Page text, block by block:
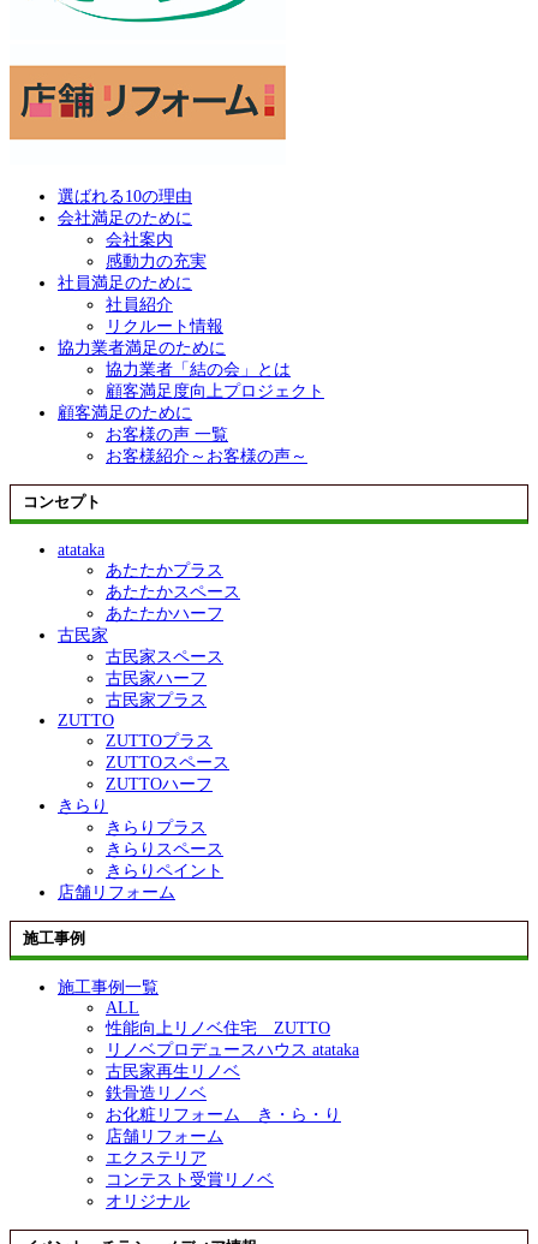
選ばれる10の理由
会社満足のために
会社案内
感動力の充実
社員満足のために
社員紹介
リクルート情報
協力業者満足のために
協力業者「結の会」とは
顧客満足度向上プロジェクト
顧客満足のために
お客様の声 一覧
お客様紹介～お客様の声～
コンセプト
atataka
あたたかプラス
あたたかスペース
あたたかハーフ
古民家
古民家スペース
古民家ハーフ
古民家プラス
ZUTTO
ZUTTOプラス
ZUTTOスペース
ZUTTOハーフ
きらり
きらりプラス
きらりスペース
きらりペイント
店舗リフォーム
施工事例
施工事例一覧
ALL
性能向上リノベ住宅 ZUTTO
リノベプロデュースハウス atataka
古民家再生リノベ
鉄骨造リノベ
お化粧リフォーム き・ら・り
店舗リフォーム
エクステリア
コンテスト受賞リノベ
オリジナル